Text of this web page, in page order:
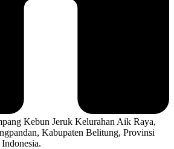
Kebun Jeruk Kelurahan Aik Raya,
Kabupaten Belitung, Provinsi